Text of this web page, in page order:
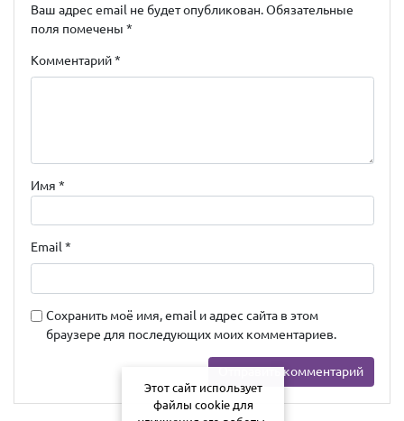
Ваш адрес email не будет опубликован. Обязательные
поля помечены *
Комментарий*
Имя *
Email*
Сохранить моё имя, email и адрес сайта в этом
браузере для последующих моих комментариев.
Этот сайт использует
файлы cookie для